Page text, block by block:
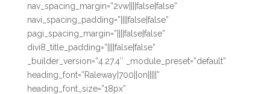
nav_spacing_margin=”2vw||||false|false”
navi_spacing_padding=”||||false|false”
pagi_spacing_margin=”||||false|false”
divi8_title_padding=”||||false|false”
_builder_version=”4.27.4″ _module_preset=”default”
heading_font=”Raleway|700||on|||||”
heading_font_size=”18px”